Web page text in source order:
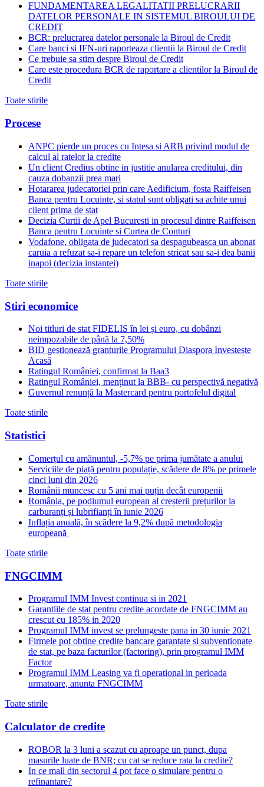
FUNDAMENTAREA LEGALITATII PRELUCRARII
DATELOR PERSONALE IN SISTEMUL BIROULUI DE
CREDIT
BCR: prelucrarea datelor personale la Biroul de Credit
Care banci si IFN-uri raporteaza clientii la Biroul de Credit
Ce trebuie sa stim despre Biroul de Credit
Care este procedura BCR de raportare a clientilor la Biroul de
Credit
Toate stirile
Procese
ANPC pierde un proces cu Intesa si ARB privind modul de
calcul al ratelor la credite
Un client Credius obtine in justitie anularea creditului, din
cauza dobanzii prea mari
Hotararea judecatoriei prin care Aedificium, fosta Raiffeisen
Banca pentru Locuinte, si statul sunt obligati sa achite unui
client prima de stat
Decizia Curtii de Apel Bucuresti in procesul dintre Raiffeisen
Banca pentru Locuinte si Curtea de Conturi
Vodafone, obligata de judecatori sa despagubeasca un abonat
caruia a refuzat sa-i repare un telefon stricat sau sa-i dea banii
inapoi (decizia instantei)
Toate stirile
Stiri economice
Noi titluri de stat FIDELIS în lei și euro, cu dobânzi
neimpozabile de pânã la 7,50%
BID gestionează granturile Programului Diaspora Investește
Acasă
Ratingul României, confirmat la Baa3
Ratingul României, menținut la BBB- cu perspectivă negativă
Guvernul renunță la Mastercard pentru portofelul digital
Toate stirile
Statistici
Comerțul cu amănuntul, -5,7% pe prima jumătate a anului
Serviciile de piață pentru populație, scădere de 8% pe primele
cinci luni din 2026
Românii muncesc cu 5 ani mai puțin decât europenii
România, pe podiumul european al creșterii prețurilor la
carburanți și lubrifianți în iunie 2026
Inflația anuală, în scădere la 9,2% după metodologia
europeană
Toate stirile
FNGCIMM
Programul IMM Invest continua si in 2021
Garantiile de stat pentru credite acordate de FNGCIMM au
crescut cu 185% in 2020
Programul IMM invest se prelungeste pana in 30 iunie 2021
Firmele pot obtine credite bancare garantate si subventionate
de stat, pe baza facturilor (factoring), prin programul IMM
Factor
Programul IMM Leasing va fi operational in perioada
urmatoare, anunta FNGCIMM
Toate stirile
Calculator de credite
ROBOR la 3 luni a scazut cu aproape un punct, dupa
masurile luate de BNR; cu cat se reduce rata la credite?
In ce mall din sectorul 4 pot face o simulare pentru o
refinantare?